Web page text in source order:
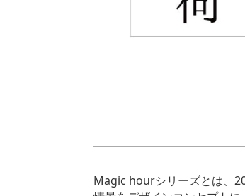
Magic hourシリーズとは、